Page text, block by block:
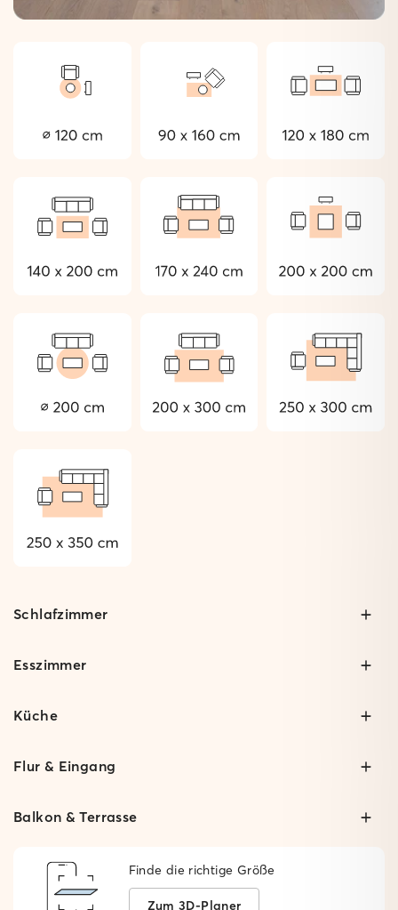
Schlafzimmer
Esszimmer
Küche
Flur & Eingang
Balkon & Terrasse
Finde die richtige Größe
Zum 3D-Planer